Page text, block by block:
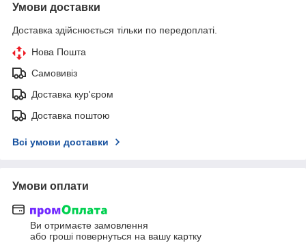
Умови доставки
Доставка здійснюється тільки по передоплаті.
Нова Пошта
Самовивіз
Доставка кур'єром
Доставка поштою
Всі умови доставки
Умови оплати
Ви отримаєте замовлення
або гроші повернуться на вашу картку